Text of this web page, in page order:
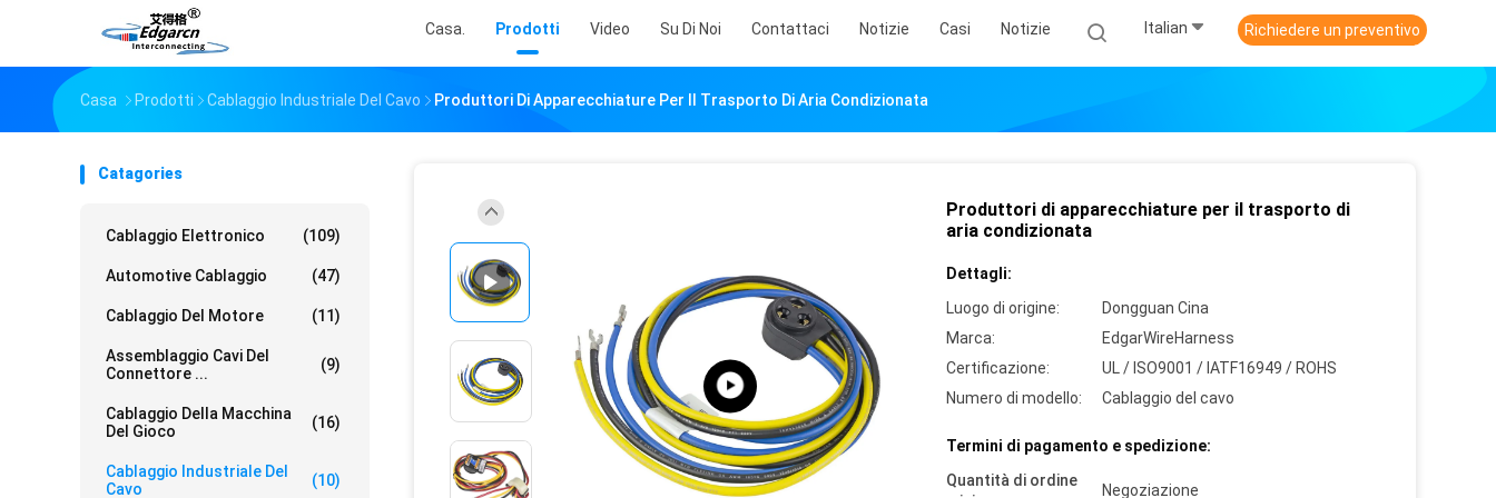
Casa. Prodotti Video Su Di Noi Contattaci Notizie Casi Notizie Italian Richiedere un preventivo
Casa Prodotti Cablaggio Industriale Del Cavo Produttori Di Apparecchiature Per Il Trasporto Di Aria Condizionata
Catagories
Cablaggio Elettronico (109)
Automotive Cablaggio (47)
Cablaggio Del Motore (11)
Assemblaggio Cavi Del
Connettore ...
(9)
Cablaggio Della Macchina
Del Gioco
(16)
Cablaggio Industriale Del
Cavo
(10)
Produttori di apparecchiature per il trasporto di
aria condizionata
Dettagli:
Luogo di origine:
Dongguan Cina
Marca:
EdgarWireHarness
Certificazione:
UL / ISO9001 / IATF16949 / ROHS
Numero di modello:
Cablaggio del cavo
Termini di pagamento e spedizione:
Quantità di ordine
Negoziazione